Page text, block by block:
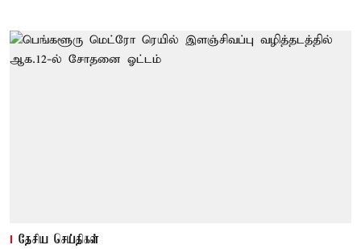
தேசிய செய்திகள்